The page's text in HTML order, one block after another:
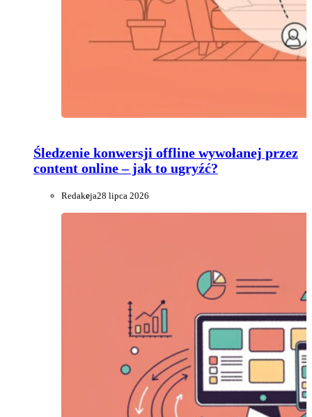
Śledzenie konwersji offline wywołanej przez
content online – jak to ugryźć?
Redakcja28 lipca 2026